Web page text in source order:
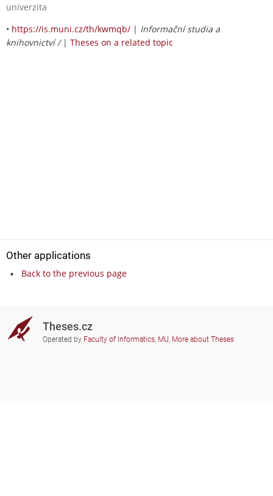
univerzita
• https://is.muni.cz/th/kwmqb/ | Informační studia a
knihovnictví / | Theses on a related topic
Other applications
Back to the previous page
Theses.cz
Operated by Faculty of Informatics, MU, More about Theses